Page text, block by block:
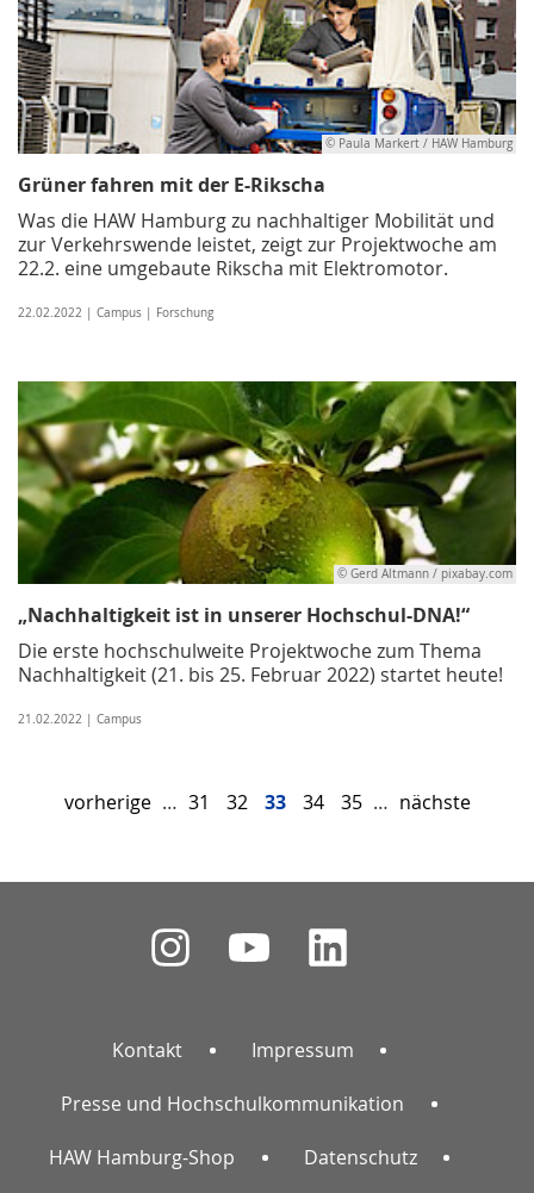
© Paula Markert / HAW Hamburg
Grüner fahren mit der E-Rikscha
Was die HAW Hamburg zu nachhaltiger Mobilität und
zur Verkehrswende leistet, zeigt zur Projektwoche am
22.2. eine umgebaute Rikscha mit Elektromotor.
22.02.2022 | Campus | Forschung
© Gerd Altmann / pixabay.com
„Nachhaltigkeit ist in unserer Hochschul-DNA!“
Die erste hochschulweite Projektwoche zum Thema
Nachhaltigkeit (21. bis 25. Februar 2022) startet heute!
21.02.2022 | Campus
vorherige … 31 32 33 34 35 … nächste
Kontakt Impressum
Presse und Hochschulkommunikation
HAW Hamburg-Shop Datenschutz